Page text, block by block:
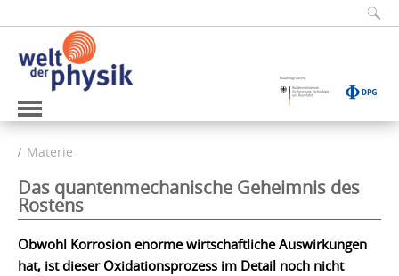
Materie
Das quantenmechanische Geheimnis des
Rostens
Obwohl Korrosion enorme wirtschaftliche Auswirkungen
hat, ist dieser Oxidationsprozess im Detail noch nicht